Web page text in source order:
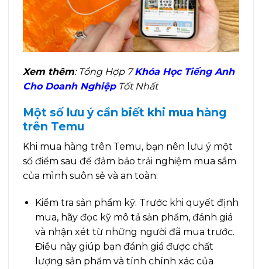
Xem thêm: Tổng Hợp 7Khóa Học Tiếng Anh
Cho Doanh NghiệpTốt Nhất
Một số lưu ý cần biết khi mua hàng
trên Temu
Khi mua hàng trên Temu, bạn nên lưu ý một
số điểm sau để đảm bảo trải nghiệm mua sắm
của mình suôn sẻ và an toàn:
Kiểm tra sản phẩm kỹ: Trước khi quyết định
mua, hãy đọc kỹ mô tả sản phẩm, đánh giá
và nhận xét từ những người đã mua trước.
Điều này giúp bạn đánh giá được chất
lượng sản phẩm và tính chính xác của